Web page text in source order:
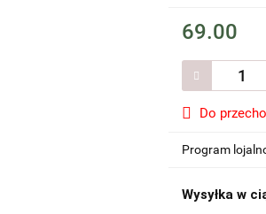
69.00
Do
Program
Wysyłka w